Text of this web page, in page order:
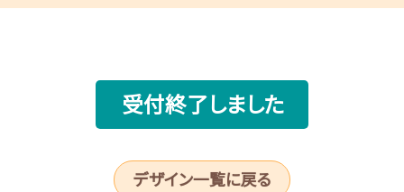
受付終了しました
デザイン一覧に戻る